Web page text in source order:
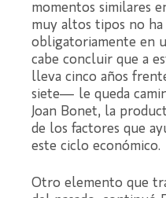
momentos similares
muy altos tipos no ha
obligatoriamente en
cabe concluir que a
lleva cinco años
siete— le queda
Joan Bonet, la
de los factores que
este ciclo económico.
Otro elemento que